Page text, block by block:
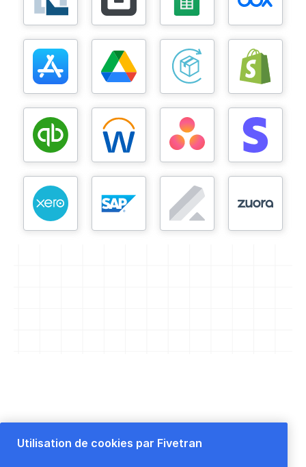
Utilisation de cookies par Fivetran